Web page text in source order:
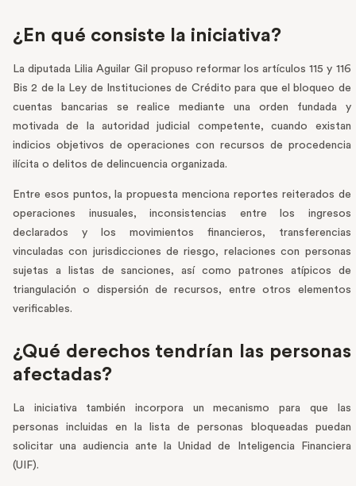
¿En qué consiste la iniciativa?
La diputada Lilia Aguilar Gil propuso reformar los artículos 115 y 116
Bis 2 de la Ley de Instituciones de Crédito para que el bloqueo de
cuentas bancarias se realice mediante una orden fundada y
motivada de la autoridad judicial competente, cuando existan
indicios objetivos de operaciones con recursos de procedencia
ilícita o delitos de delincuencia organizada.
Entre esos puntos, la propuesta menciona reportes reiterados de
operaciones inusuales, inconsistencias entre los ingresos
declarados y los movimientos financieros, transferencias
vinculadas con jurisdicciones de riesgo, relaciones con personas
sujetas a listas de sanciones, así como patrones atípicos de
triangulación o dispersión de recursos, entre otros elementos
verificables.
¿Qué derechos tendrían las personas
afectadas?
La iniciativa también incorpora un mecanismo para que las
personas incluidas en la lista de personas bloqueadas puedan
solicitar una audiencia ante la Unidad de Inteligencia Financiera
(UIF).